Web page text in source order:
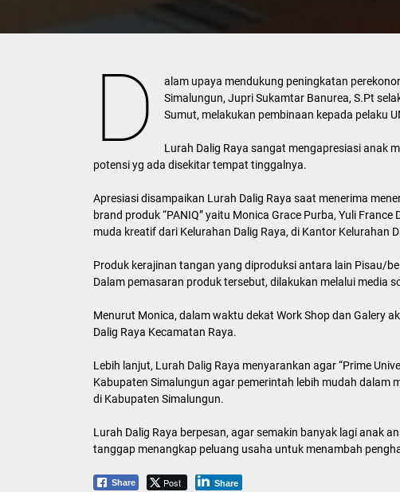
D
alam upaya mendukung peningkatan
Simalungun, Jupri Sukamtar Banurea, S.Pt
Sumut, melakukan pembinaan kepada pelaku
Lurah Dalig Raya sangat mengapresiasi anak
potensi yg ada disekitar tempat tinggalnya.
Apresiasi disampaikan Lurah Dalig Raya saat menerima
brand produk “PANIQ” yaitu Monica Grace Purba, Yuli
muda kreatif dari Kelurahan Dalig Raya, di Kantor Kelurahan
Produk kerajinan tangan yang diproduksi antara lain Pisau/
Dalam pemasaran produk tersebut, dilakukan melalui media
Menurut Monica, dalam waktu dekat Work Shop dan Galery
Dalig Raya Kecamatan Raya.
Lebih lanjut, Lurah Dalig Raya menyarankan agar “Prime
Kabupaten Simalungun agar pemerintah lebih mudah dalam
di Kabupaten Simalungun.
Lurah Dalig Raya berpesan, agar semakin banyak lagi anak
tanggap menangkap peluang usaha untuk menambah
Share Post Share